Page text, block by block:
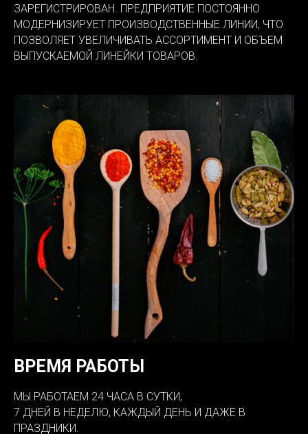
ЗАРЕГИСТРИРОВАН. ПРЕДПРИЯТИЕ ПОСТОЯННО
МОДЕРНИЗИРУЕТ ПРОИЗВОДСТВЕННЫЕ ЛИНИИ, ЧТО
ПОЗВОЛЯЕТ УВЕЛИЧИВАТЬ АССОРТИМЕНТ И ОБЪЕМ
ВЫПУСКАЕМОЙ ЛИНЕЙКИ ТОВАРОВ.
ВРЕМЯ РАБОТЫ
МЫ РАБОТАЕМ 24 ЧАСА В СУТКИ,
7 ДНЕЙ В НЕДЕЛЮ, КАЖДЫЙ ДЕНЬ И ДАЖЕ В
ПРАЗДНИКИ.